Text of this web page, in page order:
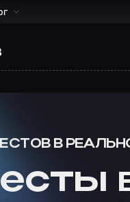
В